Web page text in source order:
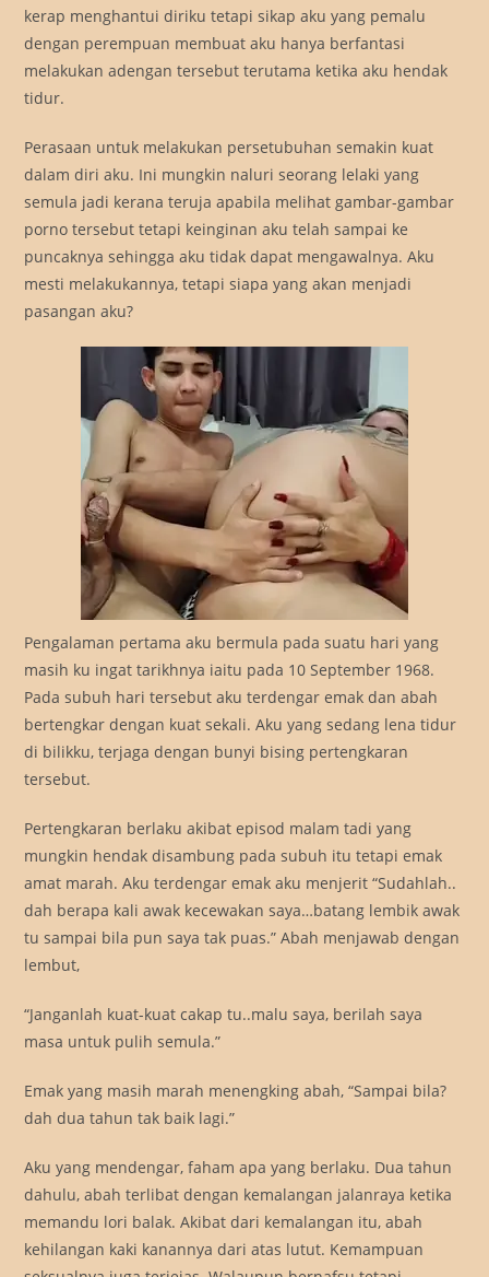
kerap menghantui diriku tetapi sikap aku yang pemalu
dengan perempuan membuat aku hanya berfantasi
melakukan adengan tersebut terutama ketika aku hendak
tidur.
Perasaan untuk melakukan persetubuhan semakin kuat
dalam diri aku. Ini mungkin naluri seorang lelaki yang
semula jadi kerana teruja apabila melihat gambar-gambar
porno tersebut tetapi keinginan aku telah sampai ke
puncaknya sehingga aku tidak dapat mengawalnya. Aku
mesti melakukannya, tetapi siapa yang akan menjadi
pasangan aku?
Pengalaman pertama aku bermula pada suatu hari yang
masih ku ingat tarikhnya iaitu pada 10 September 1968.
Pada subuh hari tersebut aku terdengar emak dan abah
bertengkar dengan kuat sekali. Aku yang sedang lena tidur
di bilikku, terjaga dengan bunyi bising pertengkaran
tersebut.
Pertengkaran berlaku akibat episod malam tadi yang
mungkin hendak disambung pada subuh itu tetapi emak
amat marah. Aku terdengar emak aku menjerit “Sudahlah..
dah berapa kali awak kecewakan saya…batang lembik awak
tu sampai bila pun saya tak puas.” Abah menjawab dengan
lembut,
“Janganlah kuat-kuat cakap tu..malu saya, berilah saya
masa untuk pulih semula.”
Emak yang masih marah menengking abah, “Sampai bila?
dah dua tahun tak baik lagi.”
Aku yang mendengar, faham apa yang berlaku. Dua tahun
dahulu, abah terlibat dengan kemalangan jalanraya ketika
memandu lori balak. Akibat dari kemalangan itu, abah
kehilangan kaki kanannya dari atas lutut. Kemampuan